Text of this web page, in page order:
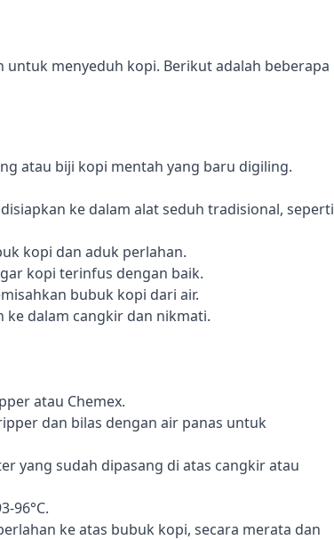
menyeduh kopi. Berikut adalah beberapa
atau biji kopi mentah yang baru digiling.
ke dalam alat seduh tradisional, seperti
kopi dan aduk perlahan.
kopi terinfus dengan baik.
bubuk kopi dari air.
ke dalam cangkir dan nikmati.
atau Chemex.
dan bilas dengan air panas untuk
yang sudah dipasang di atas cangkir atau
96°C.
ke atas bubuk kopi, secara merata dan